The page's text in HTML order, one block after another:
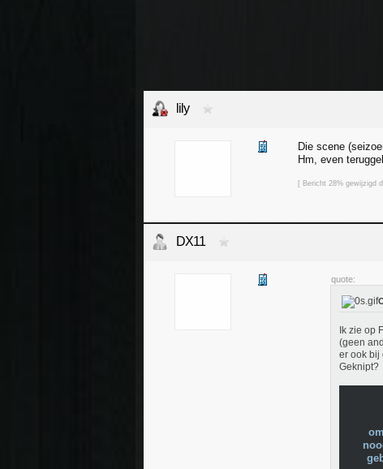
lily
Die scene
Hm, even
[ Bericht 28% gewijzigd
DX11
quote:
Ik zie op
(geen
er ook bij
Geknipt?